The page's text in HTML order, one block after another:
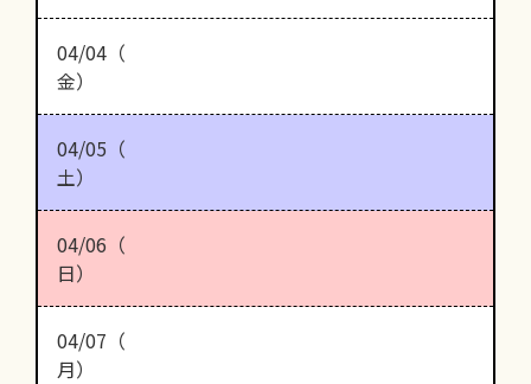
04/04（
金）
04/05（
土）
04/06（
日）
04/07（
月）